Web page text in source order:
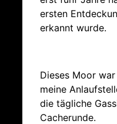
ersten
erkannt wurde.
Dieses Moor
meine
die tägliche
Cacherunde.